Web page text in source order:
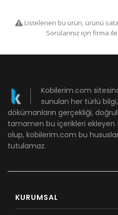
Listelenen bu ürün, ürünü
Sorularınız için firma
Kobilerim.com
sunulan her türlü
dökümanların gerçekliği,
tamamen bu içerikleri ekleyen
olup, kobilerim.com bu
tutulamaz.
KURUMSAL